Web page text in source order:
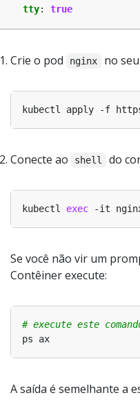
tty: true
Crie o pod nginx no
Conecte ao shell do
kubectl exec
Se você não vir um
Contêiner execute:
# execute este
A saída é semelhante a